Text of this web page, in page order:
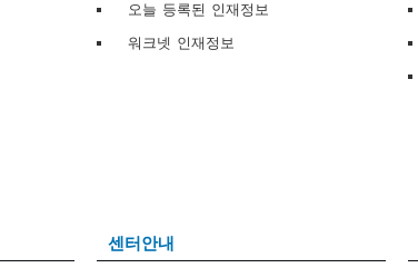
오늘 등록된 인재정보
워크넷 인재정보
센터안내